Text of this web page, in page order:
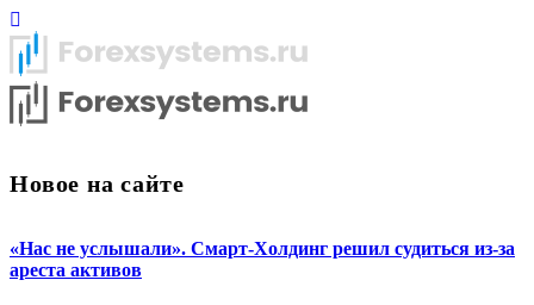
Новое на сайте
«Нас не услышали». Смарт-Холдинг решил судиться из-за
ареста активов